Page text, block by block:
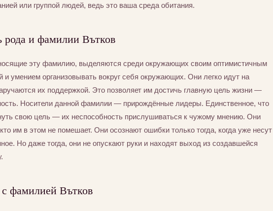
или группой людей, ведь это ваша среда обитания.
и фамилии Вътков
эту фамилию, выделяются среди окружающих своим оптимистичным
и умением организовывать вокруг себя окружающих. Они легко идут на
их поддержкой. Это позволяет им достичь главную цель жизни —
Носители данной фамилии — прирождённые лидеры. Единственное, что
свою цель — их неспособность прислушиваться к чужому мнению. Они
им в этом не помешает. Они осознают ошибки только тогда, когда уже несут
Но даже тогда, они не опускают руки и находят выход из создавшейся
фамилией Вътков